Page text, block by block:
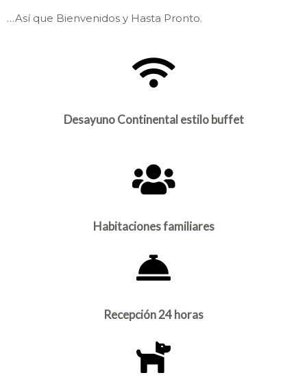
…Así que Bienvenidos y Hasta Pronto.
Desayuno Continental estilo buffet
Habitaciones familiares
Recepción 24 horas